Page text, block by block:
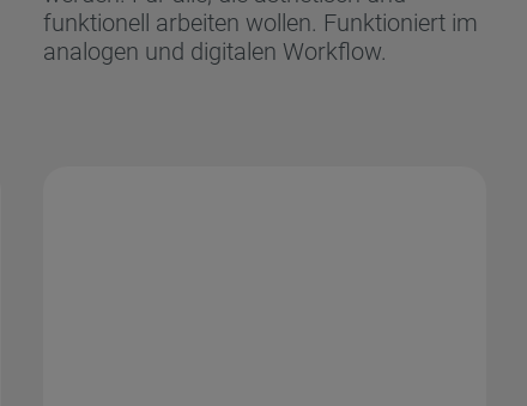
funktionell arbeiten wollen. Funktioniert im
analogen und digitalen Workflow.